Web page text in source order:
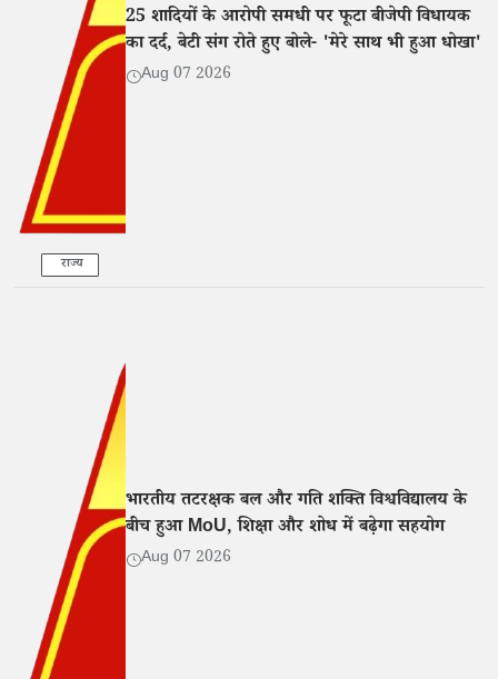
राज्य
25 शादियों के आरोपी समधी पर फूटा बीजेपी विधायक
का दर्द, बेटी संग रोते हुए बोले- 'मेरे साथ भी हुआ धोखा'
Aug 07 2026
भारतीय तटरक्षक बल और गति शक्ति विश्वविद्यालय के
बीच हुआ MoU, शिक्षा और शोध में बढ़ेगा सहयोग
Aug 07 2026